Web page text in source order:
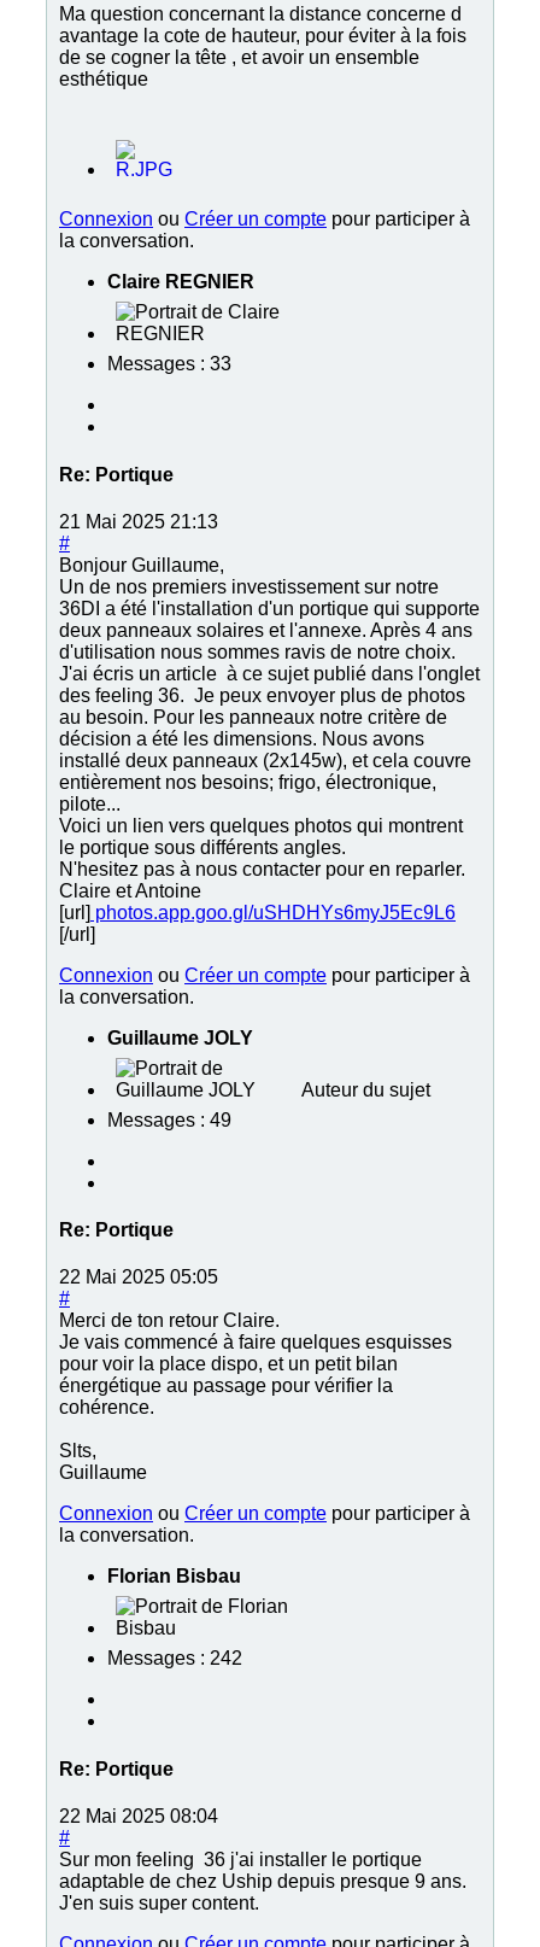
Ma question concernant la distance concerne d
avantage la cote de hauteur, pour éviter à la fois
de se cogner la tête , et avoir un ensemble
esthétique
Connexion ou Créer un compte pour participer à
la conversation.
Claire REGNIER
Messages : 33
Re: Portique
21 Mai 2025 21:13
#
Bonjour Guillaume,
Un de nos premiers investissement sur notre
36DI a été l'installation d'un portique qui supporte
deux panneaux solaires et l'annexe. Après 4 ans
d'utilisation nous sommes ravis de notre choix.
J'ai écris un article à ce sujet publié dans l'onglet
des feeling 36. Je peux envoyer plus de photos
au besoin. Pour les panneaux notre critère de
décision a été les dimensions. Nous avons
installé deux panneaux (2x145w), et cela couvre
entièrement nos besoins; frigo, électronique,
pilote...
Voici un lien vers quelques photos qui montrent
le portique sous différents angles.
N'hesitez pas à nous contacter pour en reparler.
Claire et Antoine
[url] photos.app.goo.gl/uSHDHYs6myJ5Ec9L6
[/url]
Connexion ou Créer un compte pour participer à
la conversation.
Guillaume JOLY
Auteur du sujet
Messages : 49
Re: Portique
22 Mai 2025 05:05
#
Merci de ton retour Claire.
Je vais commencé à faire quelques esquisses
pour voir la place dispo, et un petit bilan
énergétique au passage pour vérifier la
cohérence.
Slts,
Guillaume
Connexion ou Créer un compte pour participer à
la conversation.
Florian Bisbau
Messages : 242
Re: Portique
22 Mai 2025 08:04
#
Sur mon feeling 36 j'ai installer le portique
adaptable de chez Uship depuis presque 9 ans.
J'en suis super content.